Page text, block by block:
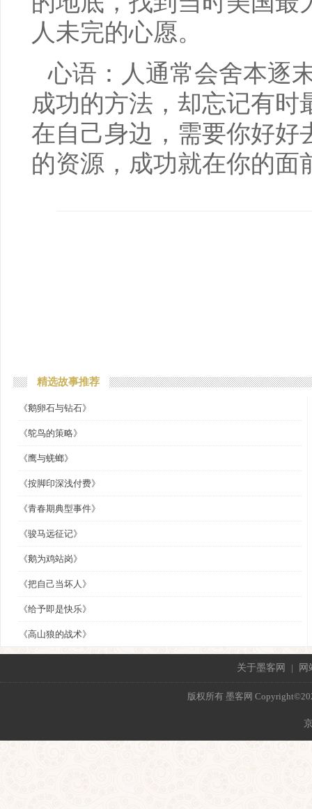
人未完的心愿。
心语：人通常会舍本逐
成功的方法，却忘记有时
在自己身边，需要你好好
的资源，成功就在你的面
精选故事推荐
《鹅卵石与钻石》
《鸵鸟的策略》
《鹰与蜣螂》
《按脚印深浅付费》
《青春期典型事件》
《骏马远征记》
《鹅为鸡站岗》
《把自己当坏人》
《给予即是快乐》
《高山狼的战术》
关于墨客网 | 网
版权所有 墨客网